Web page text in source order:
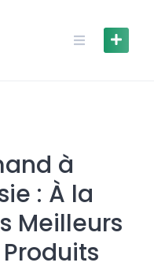
à
: À la
Meilleurs